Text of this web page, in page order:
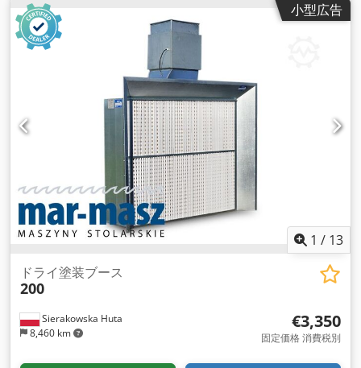
小型広告
1 / 13
Sierakowska Huta
8,460 km
ドライ塗装ブース
200
€3,350
固定価格 消費税別